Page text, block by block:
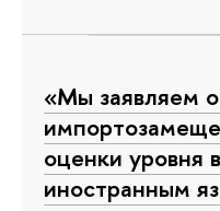
«Мы заявляем
оценки уровня
иностранным